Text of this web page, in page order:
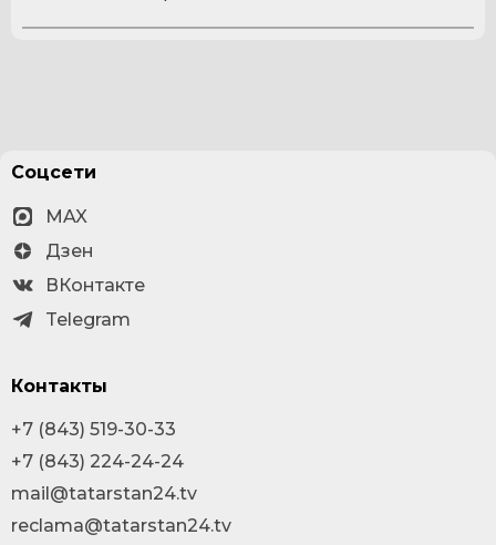
Соцсети
MAX
Дзен
ВКонтакте
Telegram
Контакты
+7 (843) 519-30-33
+7 (843) 224-24-24
mail@tatarstan24.tv
reclama@tatarstan24.tv